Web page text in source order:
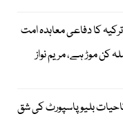
کا دفاعی معاہدہ امت
کن موڑ ہے، مریم نواز
بلیو پاسپورٹ کی شق